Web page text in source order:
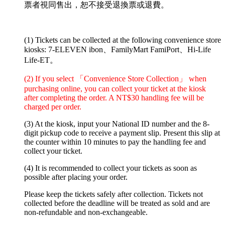
票者視同售出，恕不接受退換票或退費。
(1) Tickets can be collected at the following convenience store
kiosks: 7-ELEVEN ibon、FamilyMart FamiPort、Hi-Life
Life-ET。
(2) If you select 「Convenience Store Collection」 when
purchasing online, you can collect your ticket at the kiosk
after completing the order. A NT$30 handling fee will be
charged per order.
(3) At the kiosk, input your National ID number and the 8-
digit pickup code to receive a payment slip. Present this slip at
the counter within 10 minutes to pay the handling fee and
collect your ticket.
(4) It is recommended to collect your tickets as soon as
possible after placing your order.
Please keep the tickets safely after collection. Tickets not
collected before the deadline will be treated as sold and are
non-refundable and non-exchangeable.